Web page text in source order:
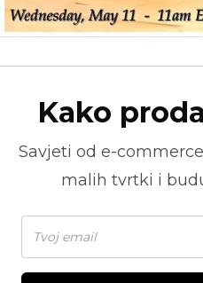
Kako
Savjeti od e-commerce
malih tvrtki i